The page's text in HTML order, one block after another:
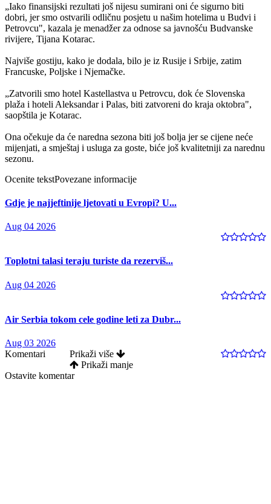
„Iako finansijski rezultati još nijesu sumirani oni će sigurno biti
dobri, jer smo ostvarili odličnu posjetu u našim hotelima u Budvi i
Petrovcu", kazala je menadžer za odnose sa javnošću Budvanske
rivijere, Tijana Kotarac.
Najviše gostiju, kako je dodala, bilo je iz Rusije i Srbije, zatim
Francuske, Poljske i Njemačke.
„Zatvorili smo hotel Kastellastva u Petrovcu, dok će Slovenska
plaža i hoteli Aleksandar i Palas, biti zatvoreni do kraja oktobra",
saopštila je Kotarac.
Ona očekuje da će naredna sezona biti još bolja jer se cijene neće
mijenjati, a smještaj i usluga za goste, biće još kvalitetniji za narednu
sezonu.
Ocenite tekstPovezane informacije
Gdje je najjeftinije ljetovati u Evropi? U...
Aug 04 2026
Toplotni talasi teraju turiste da rezerviš...
Aug 04 2026
Air Serbia tokom cele godine leti za Dubr...
Aug 03 2026
Komentari
Prikaži više
Prikaži manje
Ostavite komentar